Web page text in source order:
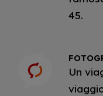
45.
Un